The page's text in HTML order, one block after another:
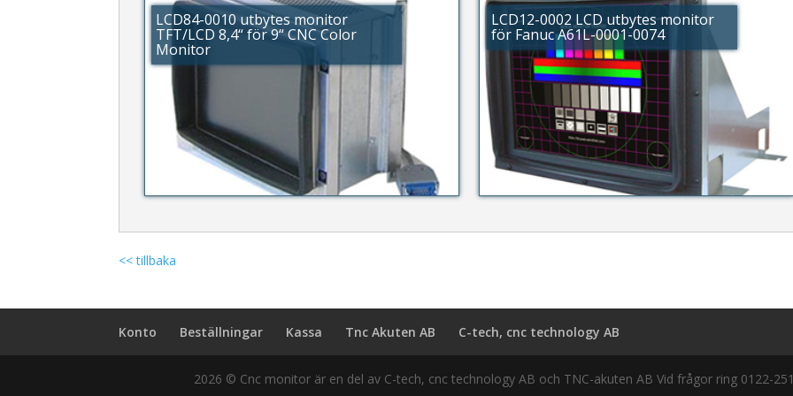
LCD84-0010 utbytes monitor
TFT/LCD 8,4“ för 9“ CNC Color
Monitor
LCD12-0002 LCD utbytes monitor
för Fanuc A61L-0001-0074
<< tillbaka
Konto Beställningar Kassa Tnc Akuten AB C-tech, cnc technology AB
2026 © Cnc monitor är en del av C-tech, cnc technology AB och TNC-akuten AB Vid frågor ring 0122-